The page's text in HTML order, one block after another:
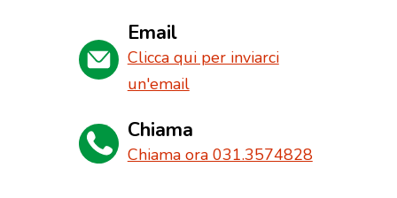
Email
Clicca qui per inviarci
un'email
Chiama
Chiama ora 031.3574828